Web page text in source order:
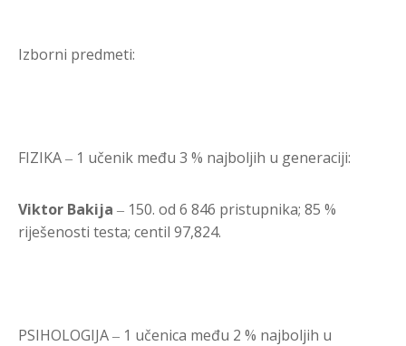
Izborni predmeti:
FIZIKA ‒ 1 učenik među 3 % najboljih u generaciji:
Viktor Bakija ‒ 150. od 6 846 pristupnika; 85 %
riješenosti testa; centil 97,824.
PSIHOLOGIJA ‒ 1 učenica među 2 % najboljih u